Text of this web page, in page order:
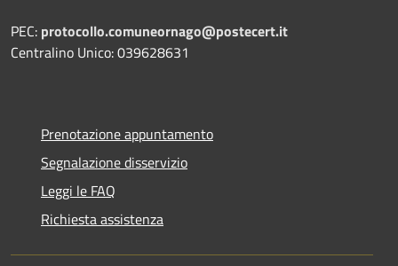
PEC: protocollo.comuneornago@postecert.it
Centralino Unico: 039628631
Prenotazione appuntamento
Segnalazione disservizio
Leggi le FAQ
Richiesta assistenza